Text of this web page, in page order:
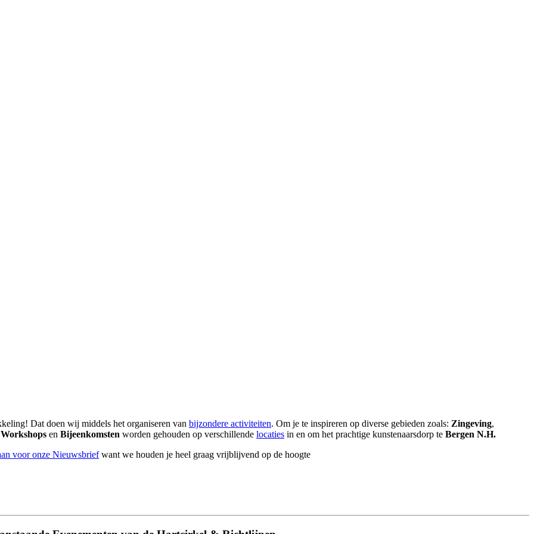
Dat doen wij middels het organiseren van bijzondere activiteiten. Om je te inspireren op diverse gebieden zoals: Zingeving,
Workshops en Bijeenkomsten worden gehouden op verschillende locaties in en om het prachtige kunstenaarsdorp te Bergen N.H.
voor onze Nieuwsbriefwant we houden je heel graag vrijblijvend op de hoogte